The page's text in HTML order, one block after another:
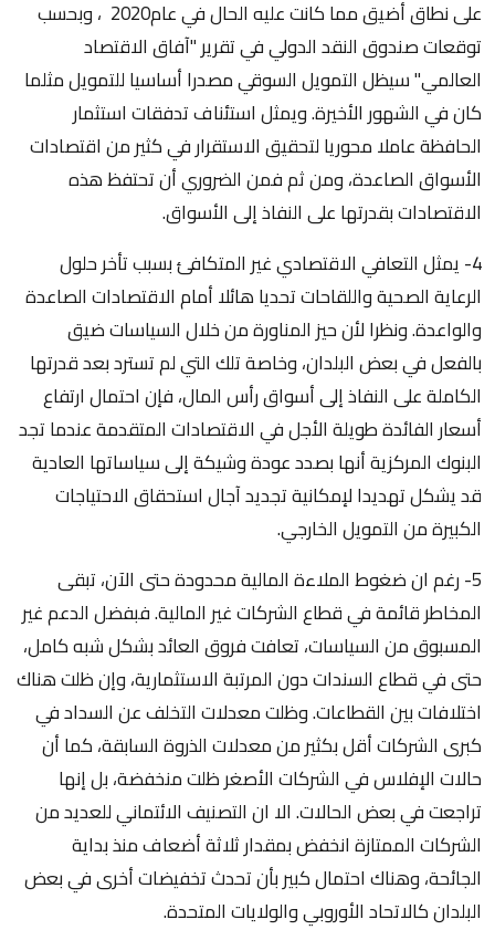
على نطاق أضيق مما كانت عليه الحال في عام2020 ، وبحسب
توقعات صندوق النقد الدولي في تقرير "آفاق الاقتصاد
العالمي" سيظل التمويل السوقي مصدرا أساسيا للتمويل مثلما
كان في الشهور الأخيرة. ويمثل استئناف تدفقات استثمار
الحافظة عاملا محوريا لتحقيق الاستقرار في كثير من اقتصادات
الأسواق الصاعدة، ومن ثم فمن الضروري أن تحتفظ هذه
الاقتصادات بقدرتها على النفاذ إلى الأسواق.
4- يمثل التعافي الاقتصادي غير المتكافئ بسبب تأخر حلول
الرعاية الصحية واللقاحات تحديا هائلا أمام الاقتصادات الصاعدة
والواعدة. ونظرا لأن حيز المناورة من خلال السياسات ضيق
بالفعل في بعض البلدان، وخاصة تلك التي لم تسترد بعد قدرتها
الكاملة على النفاذ إلى أسواق رأس المال، فإن احتمال ارتفاع
أسعار الفائدة طويلة الأجل في الاقتصادات المتقدمة عندما تجد
البنوك المركزية أنها بصدد عودة وشيكة إلى سياساتها العادية
قد يشكل تهديدا لإمكانية تجديد آجال استحقاق الاحتياجات
الكبيرة من التمويل الخارجي.
5- رغم ان ضغوط الملاءة المالية محدودة حتى الآن، تبقى
المخاطر قائمة في قطاع الشركات غير المالية. فبفضل الدعم غير
المسبوق من السياسات، تعافت فروق العائد بشكل شبه كامل،
حتى في قطاع السندات دون المرتبة الاستثمارية، وإن ظلت هناك
اختلافات بين القطاعات. وظلت معدلات التخلف عن السداد في
كبرى الشركات أقل بكثير من معدلات الذروة السابقة، كما أن
حالات الإفلاس في الشركات الأصغر ظلت منخفضة، بل إنها
تراجعت في بعض الحالات. الا ان التصنيف الائتماني للعديد من
الشركات الممتازة انخفض بمقدار ثلاثة أضعاف منذ بداية
الجائحة، وهناك احتمال كبير بأن تحدث تخفيضات أخرى في بعض
البلدان كالاتحاد الأوروبي والولايات المتحدة.